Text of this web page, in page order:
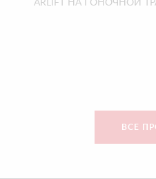
ARLIFT НА ГОНОЧНОЙ
ВСЕ